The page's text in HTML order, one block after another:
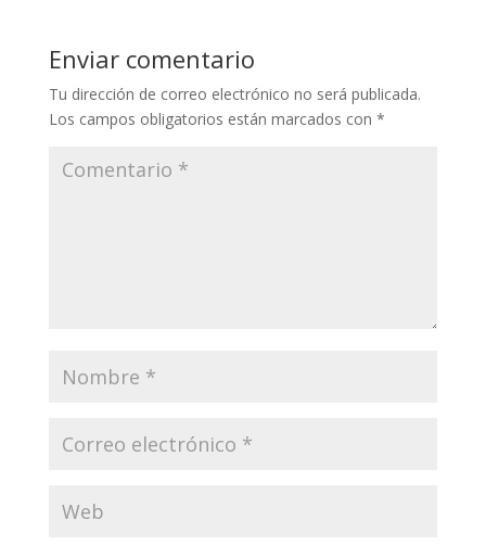
Enviar comentario
Tu dirección de correo electrónico no será publicada.
Los campos obligatorios están marcados con *